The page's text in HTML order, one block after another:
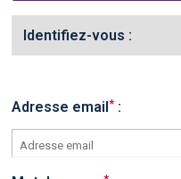
Identifiez-vous :
Adresse email*: